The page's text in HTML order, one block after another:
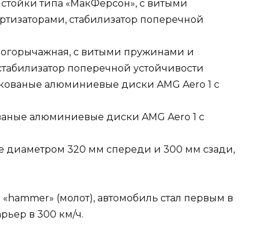
типа «МакФерсон», с витыми
стабилизатор поперечной
с витыми пружинами и
поперечной устойчивости
алюминиевые диски AMG Aero 1 с
алюминиевые диски AMG Aero 1 с
диаметром 320 мм спереди и 300 мм сзади,
(молот), автомобиль стал первым в
в 300 км/ч.